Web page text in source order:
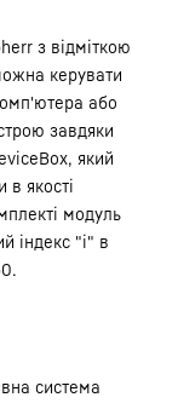
з відміткою
керувати
або
завдяки
який
якості
модуль
індекс "i" в
система